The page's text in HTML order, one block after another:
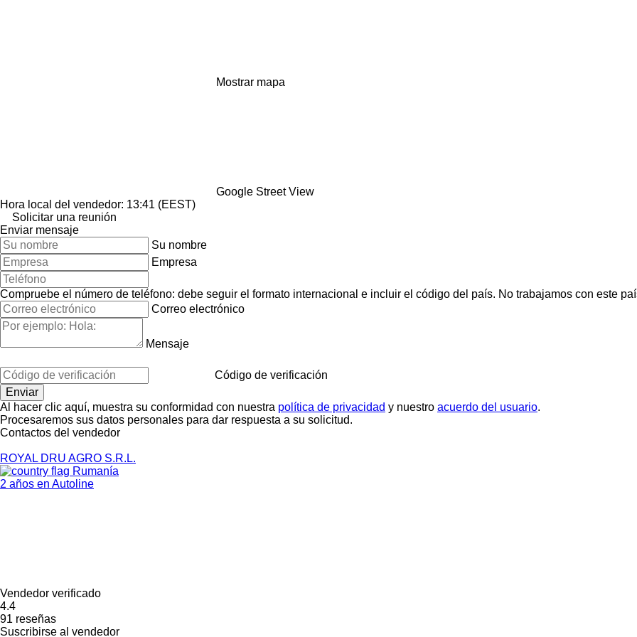
Mostrar mapa
Google Street View
Hora local del vendedor: 13:41 (EEST)
Solicitar una reunión
Enviar mensaje
Su nombre
Empresa
Compruebe el número de teléfono: debe seguir el formato internacional e incluir el código del país. No trabajamos con este
Correo electrónico
Mensaje
Código de verificación
Al hacer clic aquí, muestra su conformidad con nuestra política de privacidad y nuestro acuerdo del usuario.
Procesaremos sus datos personales para dar respuesta a su solicitud.
Contactos del vendedor
ROYAL DRU AGRO S.R.L.
Rumanía
2 años en Autoline
Vendedor verificado
4.4
91 reseñas
Suscribirse al vendedor